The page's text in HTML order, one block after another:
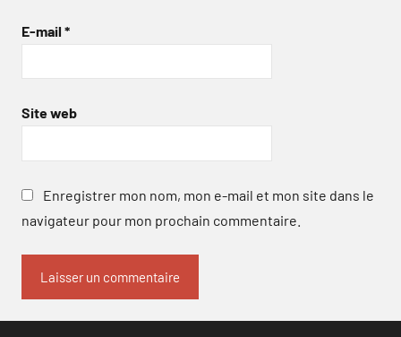
E-mail *
Site web
Enregistrer mon nom, mon e-mail et mon site dans le
navigateur pour mon prochain commentaire.